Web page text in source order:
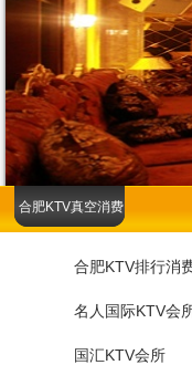
合肥KTV真空消费
合肥KTV排行消
名人国际KTV会
国汇KTV会所